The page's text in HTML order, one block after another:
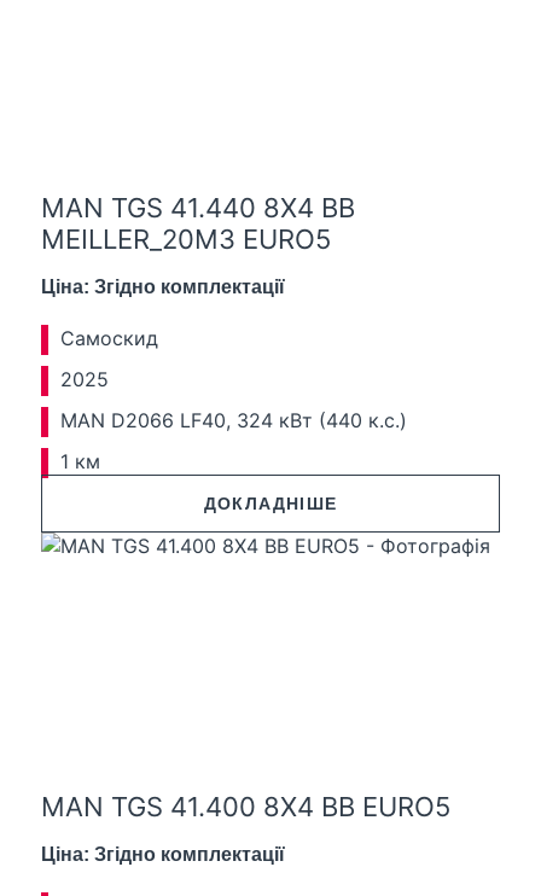
MAN TGS 41.440 8X4 BB
MEILLER_20M3 EURO5
Ціна: Згідно комплектації
Самоскид
2025
MAN D2066 LF40, 324 кВт (440 к.с.)
1 км
ДОКЛАДНІШЕ
MAN TGS 41.400 8X4 BB EURO5
Ціна: Згідно комплектації